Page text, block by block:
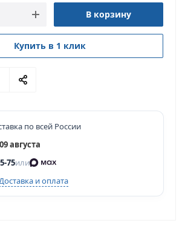
В корзину
Купить в 1 клик
по всей России
августа
75или
и оплата